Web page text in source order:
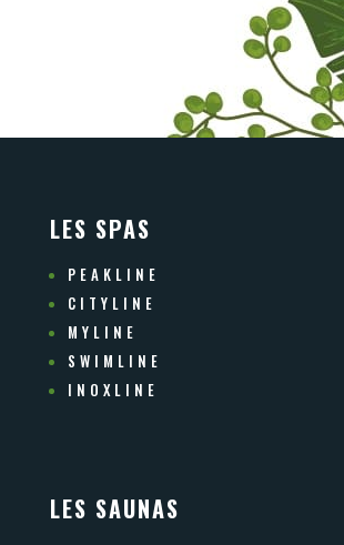
LES SPAS
PEAKLINE
CITYLINE
MYLINE
SWIMLINE
INOXLINE
LES SAUNAS